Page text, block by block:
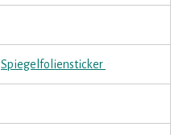
Spiegelfoliensticker